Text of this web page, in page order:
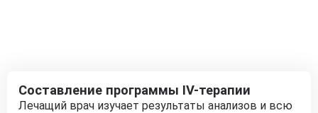
Составление программы IV-терапии
Лечащий врач изучает результаты анализов и всю